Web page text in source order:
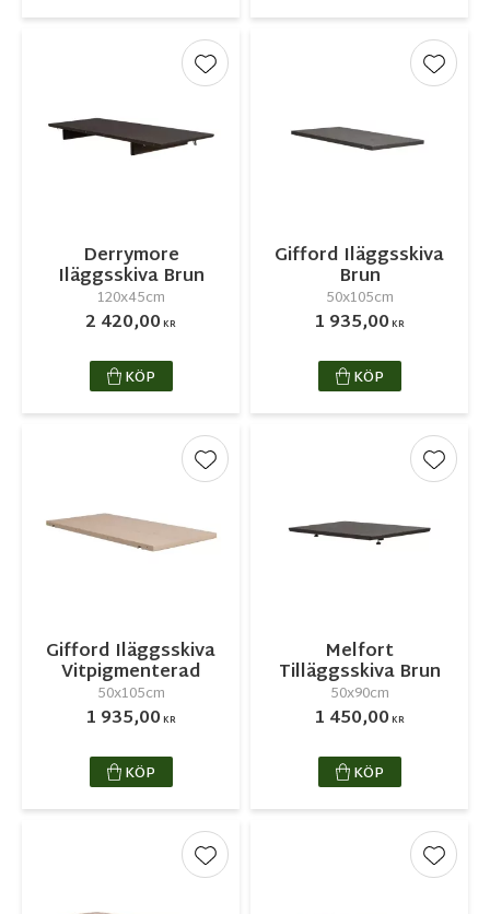
Derrymore
Iläggsskiva Brun
120x45cm
2 420,00KR
Lägg till i favoriter
KÖP
Gifford Iläggsskiva
Brun
50x105cm
1 935,00KR
Lägg
KÖP
Gifford Iläggsskiva
Vitpigmenterad
50x105cm
1 935,00KR
Lägg till i favoriter
KÖP
Melfort
Tilläggsskiva Brun
50x90cm
1 450,00KR
Lägg
KÖP
Lägg till i favoriter Lägg